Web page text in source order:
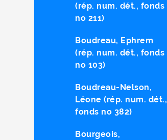
(rép. num. dét., fonds
no 211)
Boudreau, Ephrem
(rép. num. dét., fonds
no 103)
Boudreau-Nelson,
Léone (rép. num. dét.,
fonds no 382)
Bourgeois,